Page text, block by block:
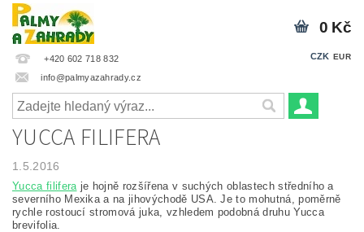
+420 602 718 832
info@palmyazahrady.cz
CZK EUR
0 Kč
YUCCA FILIFERA
1.5.2016
Yucca filiferaje hojně rozšířena v suchých oblastech středního a
severního Mexika a na jihovýchodě USA. Je to mohutná, poměrně
rychle rostoucí stromová juka, vzhledem podobná druhu Yucca
brevifolia.